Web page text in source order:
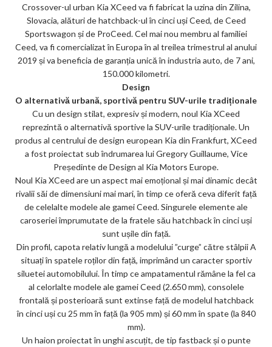
Crossover-ul urban Kia XCeed va fi fabricat la uzina din Zilina,
Slovacia, alături de hatchback-ul în cinci uși Ceed, de Ceed
Sportswagon și de ProCeed. Cel mai nou membru al familiei
Ceed, va fi comercializat în Europa în al treilea trimestrul al anului
2019 și va beneficia de garanția unică în industria auto, de 7 ani,
150.000 kilometri.
Design
O alternativă urbană, sportivă pentru SUV-urile tradiționale
Cu un design stilat, expresiv și modern, noul Kia XCeed
reprezintă o alternativă sportive la SUV-urile tradiționale. Un
produs al centrului de design european Kia din Frankfurt, XCeed
a fost proiectat sub îndrumarea lui Gregory Guillaume, Vice
Președinte de Design al Kia Motors Europe.
Noul Kia XCeed are un aspect mai emoțional și mai dinamic decât
rivalii săi de dimensiuni mai mari, în timp ce oferă ceva diferit față
de celelalte modele ale gamei Ceed. Singurele elemente ale
caroseriei împrumutate de la fratele său hatchback în cinci uși
sunt ușile din față.
Din profil, capota relativ lungă a modelului ”curge” către stâlpii A
situați în spatele roților din față, imprimând un caracter sportiv
siluetei automobilului. În timp ce ampatamentul rămâne la fel ca
al celorlalte modele ale gamei Ceed (2.650 mm), consolele
frontală și posterioară sunt extinse față de modelul hatchback
în cinci uși cu 25 mm în față (la 905 mm) și 60 mm în spate (la 840
mm).
Un haion proiectat în unghi ascuțit, de tip fastback și o punte